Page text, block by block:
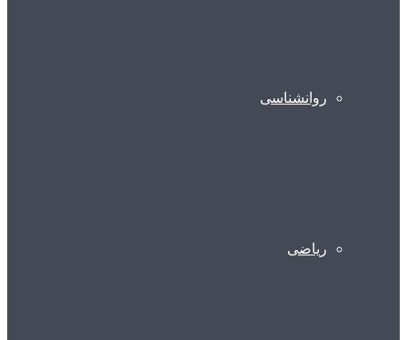
روانشناسی
ریاضی